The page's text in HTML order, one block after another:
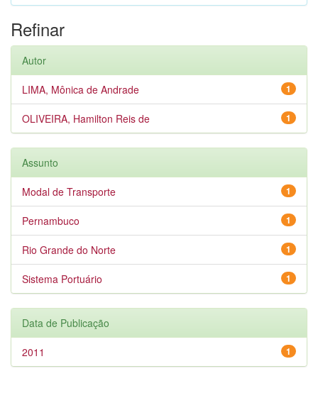
Refinar
Autor
1
LIMA, Mônica de Andrade
1
OLIVEIRA, Hamilton Reis de
Assunto
1
Modal de Transporte
1
Pernambuco
1
Rio Grande do Norte
1
Sistema Portuário
Data de Publicação
1
2011